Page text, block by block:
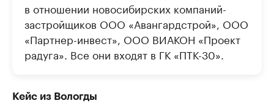
в отношении новосибирских компаний-
застройщиков ООО «Авангардстрой», ООО
«Партнер-инвест», ООО ВИАКОН «Проект
радуга». Все они входят в ГК «ПТК-30».
Кейс из Вологды